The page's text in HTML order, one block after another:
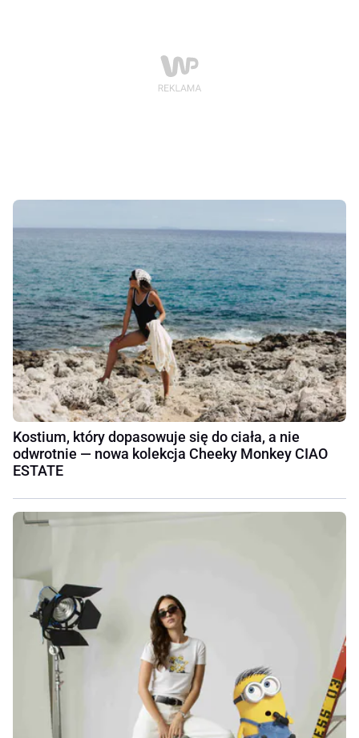
Kostium, który dopasowuje się do ciała, a nie
odwrotnie — nowa kolekcja Cheeky Monkey CIAO
ESTATE